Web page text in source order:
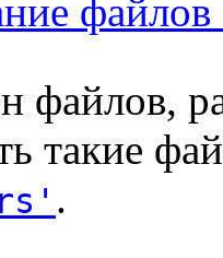
файлов,
такие
.